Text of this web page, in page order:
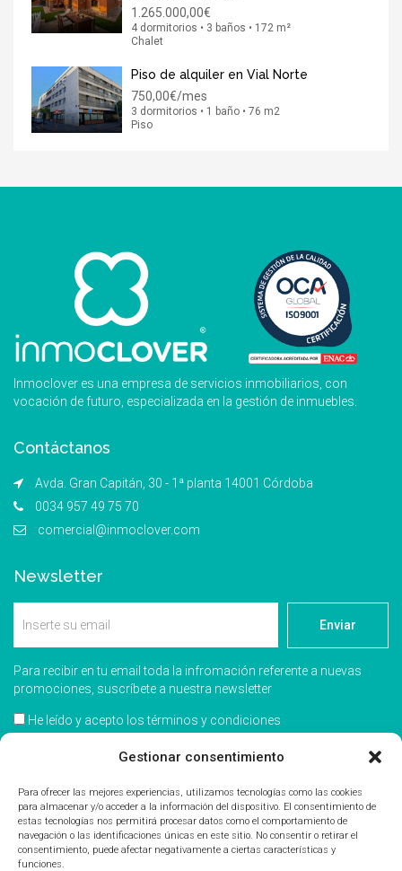
Gestionar consentimiento
Para ofrecer las mejores experiencias, utilizamos tecnologías como las cookies
para almacenar y/o acceder a la información del dispositivo. El consentimiento de
estas tecnologías nos permitirá procesar datos como el comportamiento de
navegación o las identificaciones únicas en este sitio. No consentir o retirar el
consentimiento, puede afectar negativamente a ciertas características y
funciones.
1.265.000,00€
4 dormitorios • 3 baños • 172 m²
Chalet
Piso de alquiler en Vial Norte
750,00€/mes
3 dormitorios • 1 baño • 76 m2
Piso
Inmoclover es una empresa de servicios inmobiliarios, con
vocación de futuro, especializada en la gestión de inmuebles.
Contáctanos
Avda. Gran Capitán, 30 - 1ª planta 14001 Córdoba
0034 957 49 75 70
comercial@inmoclover.com
Newsletter
Enviar
Para recibir en tu email toda la infromación referente a nuevas
promociones, suscríbete a nuestra newsletter
He leído y acepto los términos y condiciones
Acepto recibir información comercial